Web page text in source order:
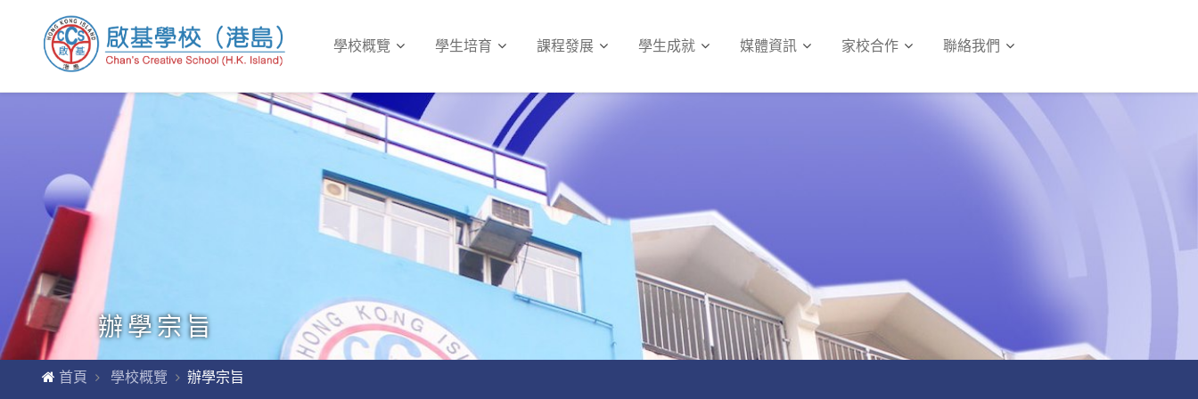
學校概覽 學生培育 課程發展 學生成就 媒體資訊 家校合作 聯絡我們
辦學宗旨
首頁 學校概覽 辦學宗旨